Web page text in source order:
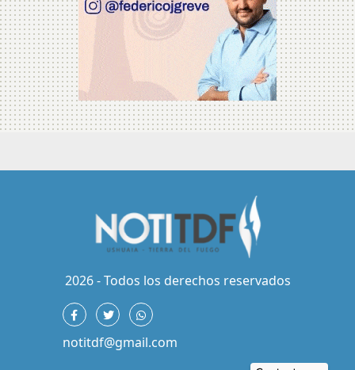
2026 - Todos los derechos reservados
notitdf@gmail.com